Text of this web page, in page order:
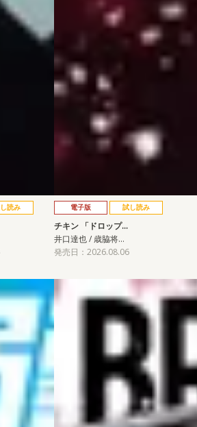
読み 電子版 試し読み
チキン 「ドロップ…
井口達也 / 歳脇将…
発売日：2026.08.06